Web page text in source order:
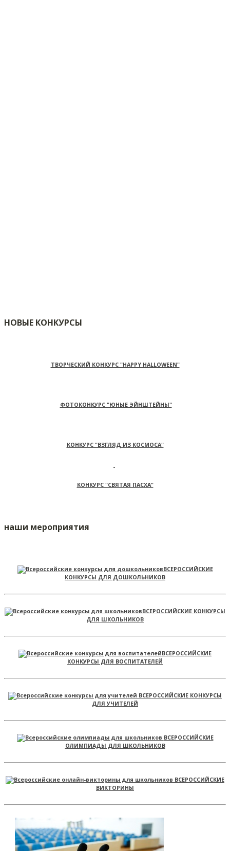
НОВЫЕ КОНКУРСЫ
ТВОРЧЕСКИЙ КОНКУРС "HAPPY HALLOWEEN"
ФОТОКОНКУРС "ЮНЫЕ ЭЙНШТЕЙНЫ"
КОНКУРС "ВЗГЛЯД ИЗ КОСМОСА"
КОНКУРС "СВЯТАЯ ПАСХА"
наши мероприятия
ВСЕРОССИЙСКИЕ
КОНКУРСЫ ДЛЯ ДОШКОЛЬНИКОВ
ВСЕРОССИЙСКИЕ КОНКУРСЫ
ДЛЯ ШКОЛЬНИКОВ
ВСЕРОССИЙСКИЕ
КОНКУРСЫ ДЛЯ ВОСПИТАТЕЛЕЙ
ВСЕРОССИЙСКИЕ КОНКУРСЫ
ДЛЯ УЧИТЕЛЕЙ
ВСЕРОССИЙСКИЕ
ОЛИМПИАДЫ ДЛЯ ШКОЛЬНИКОВ
ВСЕРОССИЙСКИЕ
ВИКТОРИНЫ